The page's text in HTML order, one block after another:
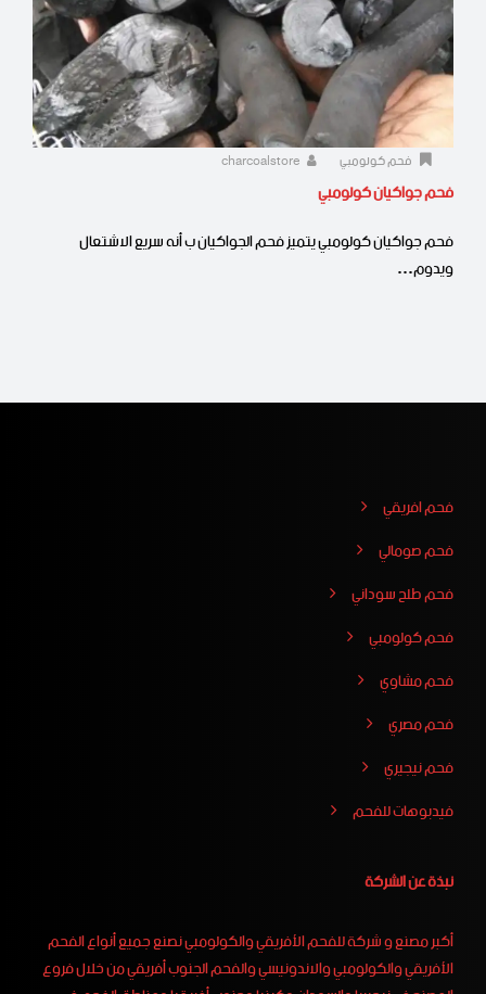
فحم كولومبي
فحم جواكيان كولومبي
فحم جواكيان كولومبي يتميز فحم الجواكيان ب أنه سريع الاشتعال
ويدوم…
فحم افريقي
فحم صومالي
فحم طلح سوداني
فحم كولومبي
فحم مشاوي
فحم مصري
فحم نيجيري
فيدبوهات للفحم
نبذة عن الشركة
أكبر مصنع و شركة للفحم الأفريقي والكولومبي نصنع جميع أنواع الفحم
الأفريقي والكولومبي والاندونيسي والفحم الجنوب أفريقي من خلال فروع